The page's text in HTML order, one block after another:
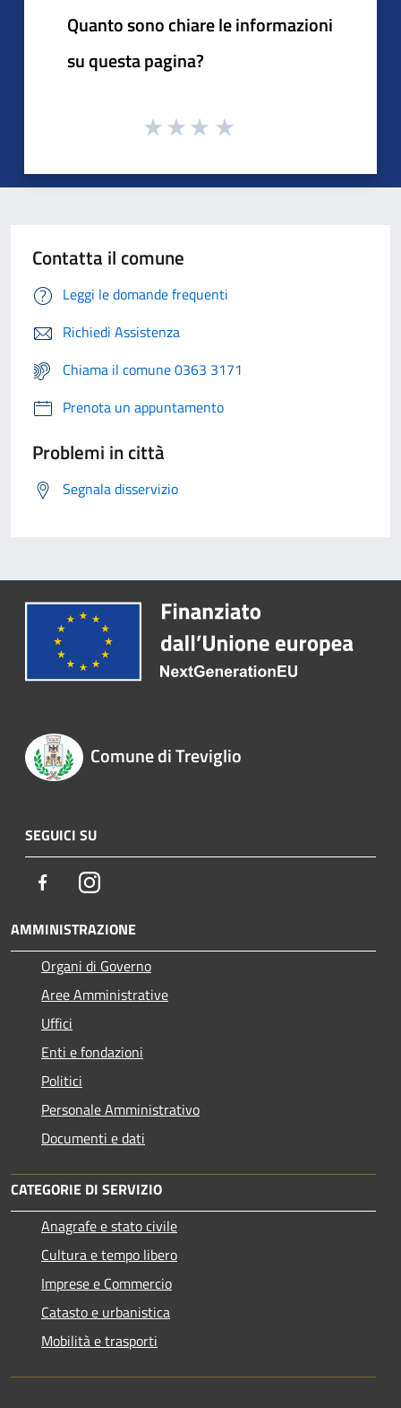
Quanto sono chiare le informazioni
su questa pagina?
Contatta il comune
Leggi le domande frequenti
Richiedi Assistenza
Chiama il comune 0363 3171
Prenota un appuntamento
Problemi in città
Segnala disservizio
Comune di Treviglio
SEGUICI SU
FacebookInstagram
AMMINISTRAZIONE
Organi di Governo
Aree Amministrative
Uffici
Enti e fondazioni
Politici
Personale Amministrativo
Documenti e dati
CATEGORIE DI SERVIZIO
Anagrafe e stato civile
Cultura e tempo libero
Imprese e Commercio
Catasto e urbanistica
Mobilità e trasporti